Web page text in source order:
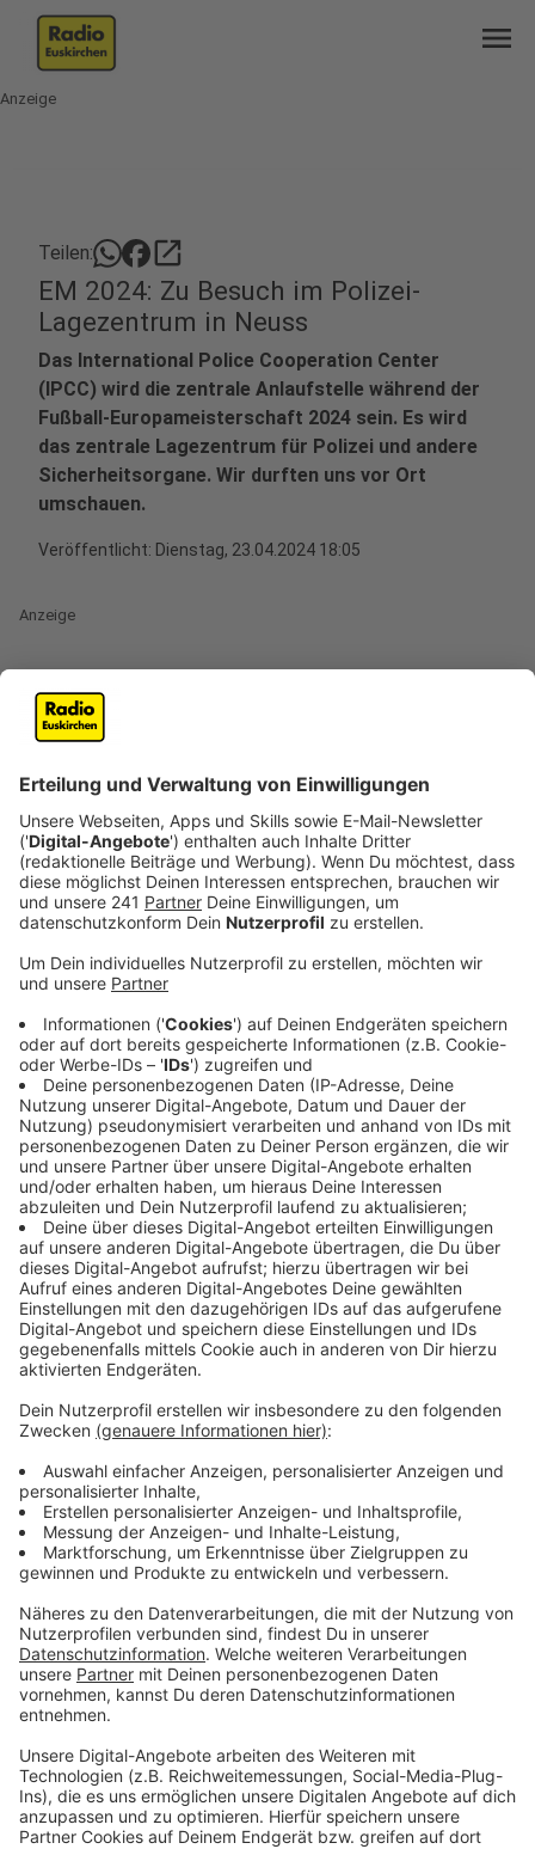
menu
Anzeige
Teilen: open_in_new
EM 2024: Zu Besuch im Polizei-
Lagezentrum in Neuss
Das International Police Cooperation Center
(IPCC) wird die zentrale Anlaufstelle während der
Fußball-Europameisterschaft 2024 sein. Es wird
das zentrale Lagezentrum für Polizei und andere
Sicherheitsorgane. Wir durften uns vor Ort
umschauen.
Veröffentlicht: Dienstag, 23.04.2024 18:05
Anzeige
Zum Termin hat Nordrhein-Westfalens Innenminister
Herbert Reul persönlich geladen. Noch befindet sich
Aufbau, aber schon vor dem offiziellenStart der
Fußball-Europameisterschaft in Deutschlandist
Einzugstermin. Denn hier kommt alles zusammen, was
das Thema Sicherheit rund um die EM angeht.
Anzeige
Das ist das IPCC
Anzeige
Die Europameisterschaft in Deutschland wird vom 14.
Juni bis 14. Juli ausgetragen. Und weil die Lage vor
dem Start schon als "angespannt" gilt, setzen
Verantwortliche auf das IPCC in Neuss. Dort sollen
während der EM unter der Leitung von NRW wichtige
polizeiliche Informationen zu den Spielen gesammelt,
bewertet und gesteuert werden. Ziel ist nach Angaben
desInnenministeriums ein bestmöglicher Austausch
von Informationen aus ganz Deutschland. Dafür sollen
dort während des Turniers nicht nur Polizistinnen und
Polizisten aus dem gesamten Bundesgebiet, sondern
auch ausländische Beamtinnen und Beamte aus
Teilnehmerländern zum Einsatz kommen. Dass NRW
das Lagezentrum steuert, hatte die
Innenministerkonferenz beschlossen. Von zehn
Spielorten liegen alleine vier in NRW (Dortmund,
Düsseldorf, Gelsenkirchen und Köln).
Anzeige
NRW-Innenminister Reul vor Ort
Anzeige